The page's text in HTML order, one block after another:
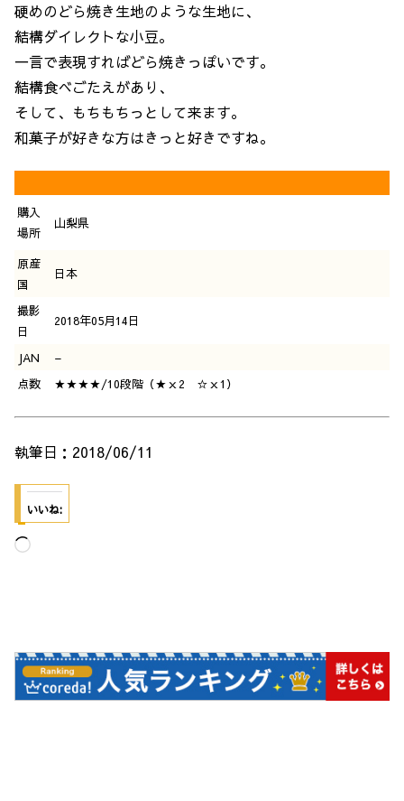
硬めのどら焼き生地のような生地に、
結構ダイレクトな小豆。
一言で表現すればどら焼きっぽいです。
結構食べごたえがあり、
そして、もちもちっとして来ます。
和菓子が好きな方はきっと好きですね。
購入
場所
山梨県
原産
国
日本
撮影
日
2018年05月14日
JAN
–
点数
★★★★/10段階（★ｘ2 ☆ｘ1）
執筆日：2018/06/11
いいね:
読